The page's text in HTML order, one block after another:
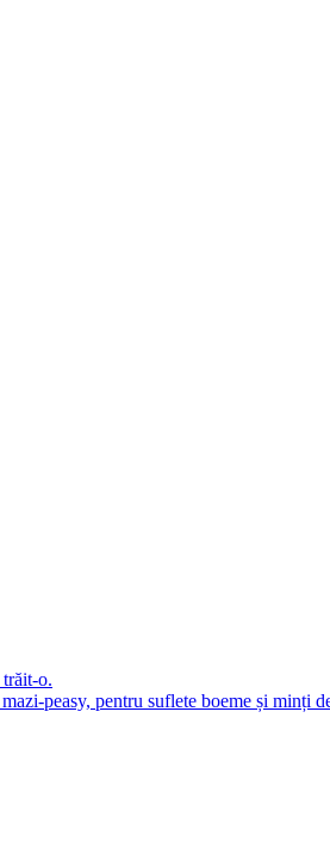
trăit-o.
peasy, pentru suflete boeme și minți